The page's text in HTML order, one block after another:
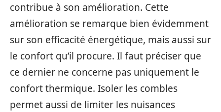
contribue à son amélioration. Cette
amélioration se remarque bien évidemment
sur son efficacité énergétique, mais aussi sur
le confort qu’il procure. Il faut préciser que
ce dernier ne concerne pas uniquement le
confort thermique. Isoler les combles
permet aussi de limiter les nuisances